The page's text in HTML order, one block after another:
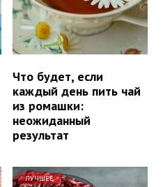
Что будет, если
каждый день пить чай
из ромашки:
неожиданный
результат
ЛУЧШЕЕ